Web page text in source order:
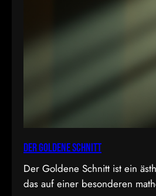
Der Goldene Schnitt
Der Goldene Schnitt ist ein
das auf einer besonderen